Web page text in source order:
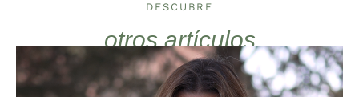
DESCUBRE
otros artículos